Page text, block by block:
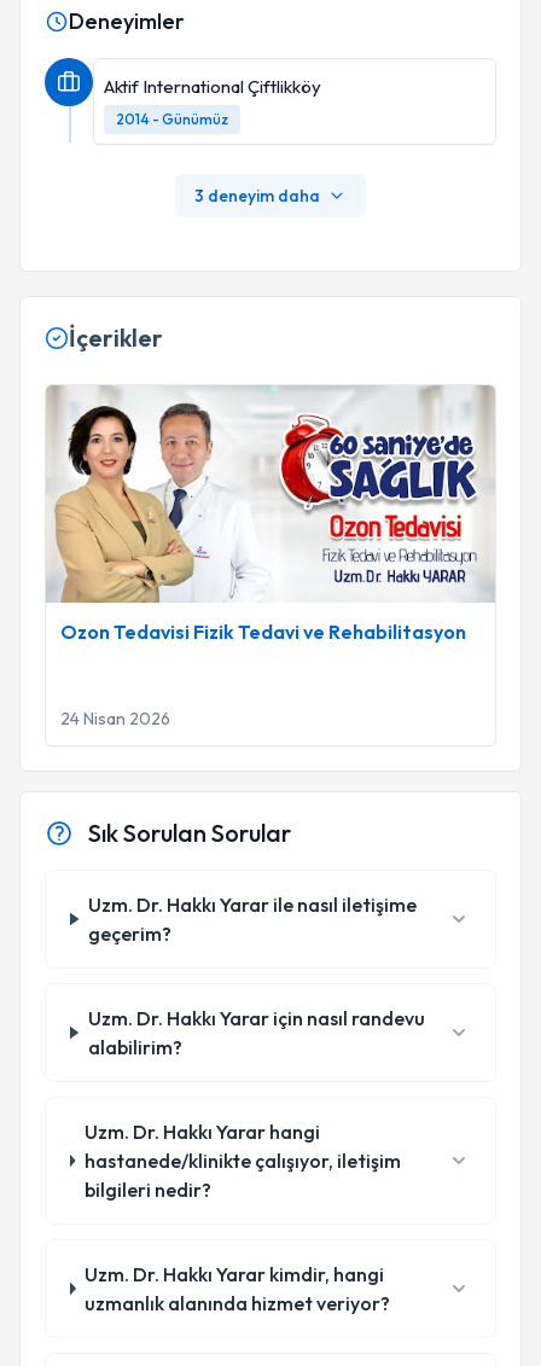
Deneyimler
Aktif International Çiftlikköy
2014 - Günümüz
3 deneyim daha
İçerikler
Ozon Tedavisi Fizik Tedavi ve Rehabilitasyon
Ozon Tedavisi Fizik Tedavi ve Rehabilitasyon
24 Nisan 2026
Sık Sorulan Sorular
Uzm. Dr. Hakkı Yarar ile nasıl iletişime
geçerim?
Uzm. Dr. Hakkı Yarar için nasıl randevu
alabilirim?
Uzm. Dr. Hakkı Yarar hangi
hastanede/klinikte çalışıyor, iletişim
bilgileri nedir?
Uzm. Dr. Hakkı Yarar kimdir, hangi
uzmanlık alanında hizmet veriyor?